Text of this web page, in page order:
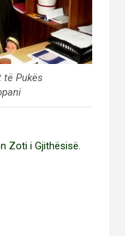
Pukës
Zoti i Gjithësisë.